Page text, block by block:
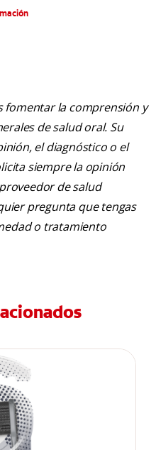
fomentar la comprensión y
de salud oral. Su
el diagnóstico o el
siempre la opinión
de salud
pregunta que tengas
o tratamiento